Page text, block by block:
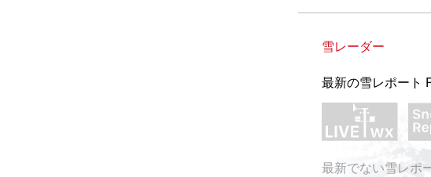
雪レーダー
最新の雪レポート
最新でない雪レポ